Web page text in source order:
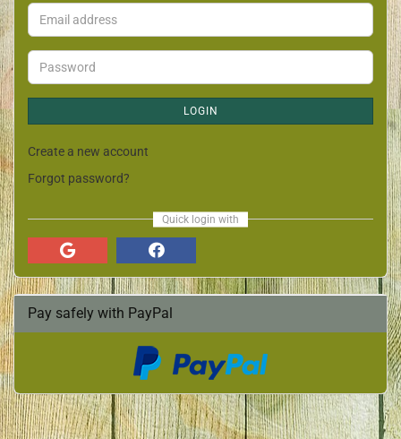
LOGIN
Create a new account
Forgot password?
Quick login with
Pay safely with PayPal